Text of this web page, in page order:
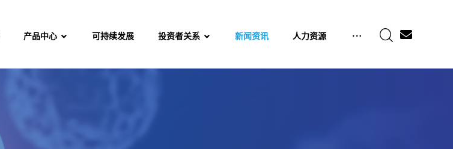
产品中心 可持续发展 投资者关系 新闻资讯 人力资源